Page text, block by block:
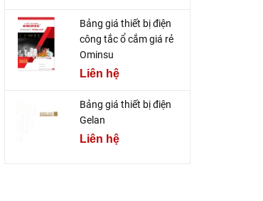
Bảng giá thiết bị điện
công tắc ổ cắm giá rẻ
Ominsu
Liên hệ
Bảng giá thiết bị điện
Gelan
Liên hệ